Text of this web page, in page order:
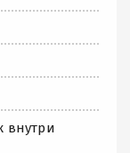
внутри